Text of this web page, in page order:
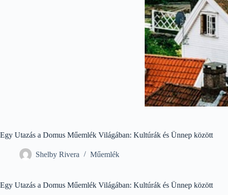
Egy Utazás a Domus Műemlék Világában: Kultúrák és Ünnep között
Shelby Rivera Műemlék
Egy Utazás a Domus Műemlék Világában: Kultúrák és Ünnep között